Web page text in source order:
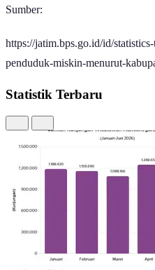
Sumber:
https://jatim.bps.go.id/id/
penduduk-miskin-menurut-
Statistik Terbaru